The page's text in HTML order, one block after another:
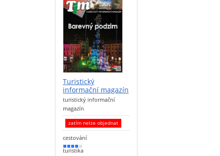
Turistický
informační magazín
turistický informační
magazín
zatím nelze objednat
cestování
80 %
turistika